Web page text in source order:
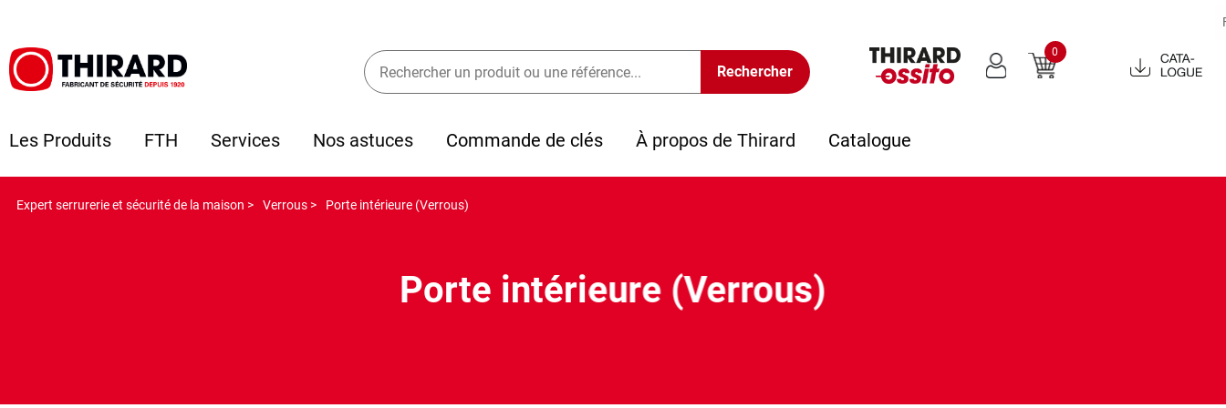
0
Catalogue
2022
Les Produits FTH Services Nos astuces Commande de clés À propos de Thirard Catalogue
Expert serrurerie et sécurité de la maison > Verrous > Porte intérieure (Verrous)
Porte intérieure (Verrous)